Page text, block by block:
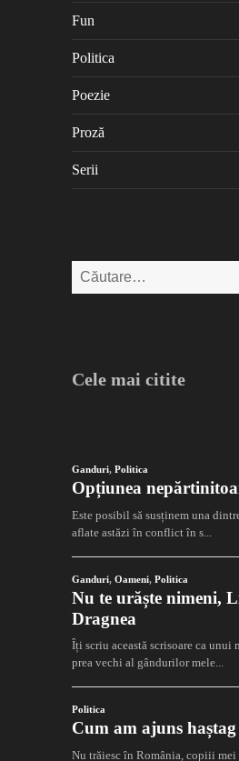
Fun
Politica
Poezie
Proză
Serii
Caută
după:
Cele mai citite